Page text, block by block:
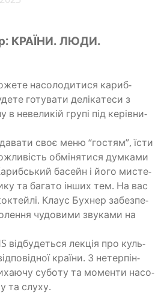
КРАЇНИ. ЛЮДИ.
насо­ло­ди­ти­ся кариб­
готу­ва­ти делі­ка­те­си з
в неве­ли­кій гру­пі під керів­ни­
своє меню “гостям”, їсти
обмі­ня­ти­ся дум­ка­ми
басейн і його мисте­
та бага­то інших тем. На вас
Кла­ус Бухнер забез­пе­
чудо­ви­ми зву­ка­ми на
від­бу­де­ться лекція про куль­
кра­ї­ни. З нетер­пі­н­
субо­ту та момен­ти насо­
та слуху.